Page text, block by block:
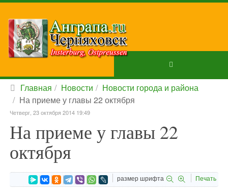
Главная Новости
Новости города и района
На приеме у главы 22 октября
Четверг, 23 октября 2014 19:49
На приеме у главы 22
октября
размер шрифта Печать